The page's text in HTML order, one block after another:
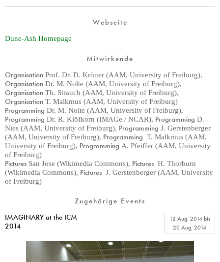
Webseite
Dune-Ash Homepage
Mitwirkende
Organisation Prof. Dr. D. Kröner (AAM, University of Freiburg),
Organisation Dr. M. Nolte (AAM, University of Freiburg),
Organisation Th. Strauch (AAM, University of Freiburg),
Organisation T. Malkmus (AAM, University of Freiburg)
Programming Dr. M. Nolte (AAM, University of Freiburg),
Programming Dr. R. Klöfkorn (IMAGe / NCAR), Programming D.
Nies (AAM, University of Freiburg), Programming J. Gerstenberger
(AAM, University of Freiburg), Programming T. Malkmus (AAM,
University of Freiburg), Programming A. Pfeiffer (AAM, University
of Freiburg)
Pictures San Jose (Wikimedia Commons), Pictures H. Thorburn
(Wikimedia Commons), Pictures J. Gerstenberger (AAM, University
of Freiburg)
Zugehörige Events
IMAGINARY at the ICM
2014
12 Aug. 2014bis
20 Aug. 2014